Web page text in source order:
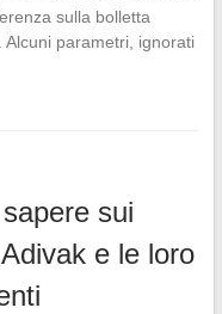
sulla bolletta
parametri, ignorati
sui
e le loro